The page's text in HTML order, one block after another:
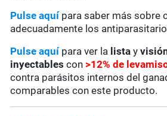
Pulse aquípara saber más sobre
adecuadamente los
Pulse aquí para ver la lista y
inyectables con >12% de
contra parásitos internos del
comparables con este producto.